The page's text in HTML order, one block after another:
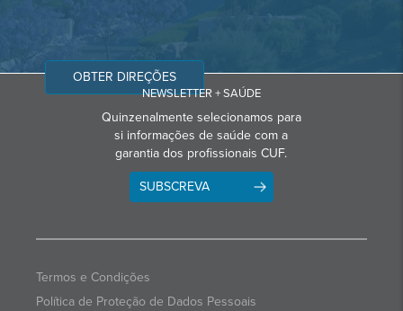
OBTER DIREÇÕES
NEWSLETTER + SAÚDE
Quinzenalmente selecionamos para
si informações de saúde com a
garantia dos profissionais CUF.
SUBSCREVA
Termos e Condições
Política de Proteção de Dados Pessoais